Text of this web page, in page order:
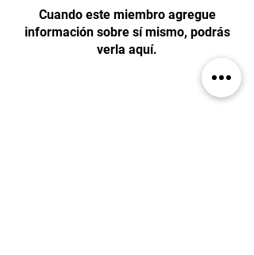
Cuando este miembro agregue
información sobre sí mismo, podrás
verla aquí.